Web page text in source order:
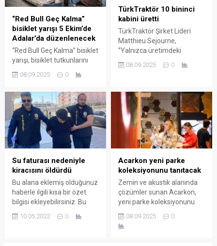
perakende sektörü için
Tarım Kredi Grubu teknoloji
iştiraki Tarım Kredi
Teknoloji’nin işbirliğiyle
Şirketten yapılan
açıklamaya göre, Tarım...
“Red Bull Geç Kalma”
bisiklet yarışı 5 Ekim’de
Adalar’da düzenlenecek
“Red Bull Geç Kalma” bisiklet
yarışı, bisiklet tutkunlarını
getirecek ‘Red Bull Geç
tutkunlarını Adalar’da bir
araya getirecek. Şirketten
yapılan açıklamaya göre, 5
Ekim’de düzenlenecek yarış,
Büyükada, Burgazada ve
Heybeliada’da
gerçekleştirilecek. Shimano
ve Segway partnerliğinde
yarış, Burgazada ve
Heybeliada etaplarının
ardından yeniden...
08.09.2025 0
TürkTraktör 10 bininci
kabini üretti
TürkTraktör Şirket Lideri
Matthieu Sejourne,
“Yalnızca üretimdeki
alanımızı tarımı ve şehirleri
kullanıyoruz” dedi.
TürkTraktör, Sakarya’daki
Erenler Fabrikası’nda 10
bininci kabinini banttan
indirdi. Şirketten yapılan
açıklamaya göre,
TürkTraktör, 29 milyon avro
yatırım ile 2025’in ilk
çeyreğinde devreye aldığı 8
bin metrekarelik yeni...
08.09.2025 0
Su faturası nedeniyle
kiracısını öldürdü
Bu alana eklemiş olduğunuz
haberle ilgili kısa bir özet
bilgisi ekleyebilirsiniz. Bu
metin yazı düzenleme
sayfasında "Özet"
10.05.2022 0
Acarkon yeni parke
koleksiyonunu tanıtacak
Zemin ve akustik alanında
çözümler sunan Acarkon,
yeni parke koleksiyonunu
Intermob 2025 Fuarı’nda
kullanıcıların beğenisine
sunacak. Şirketten yapılan
08.09.2025 0